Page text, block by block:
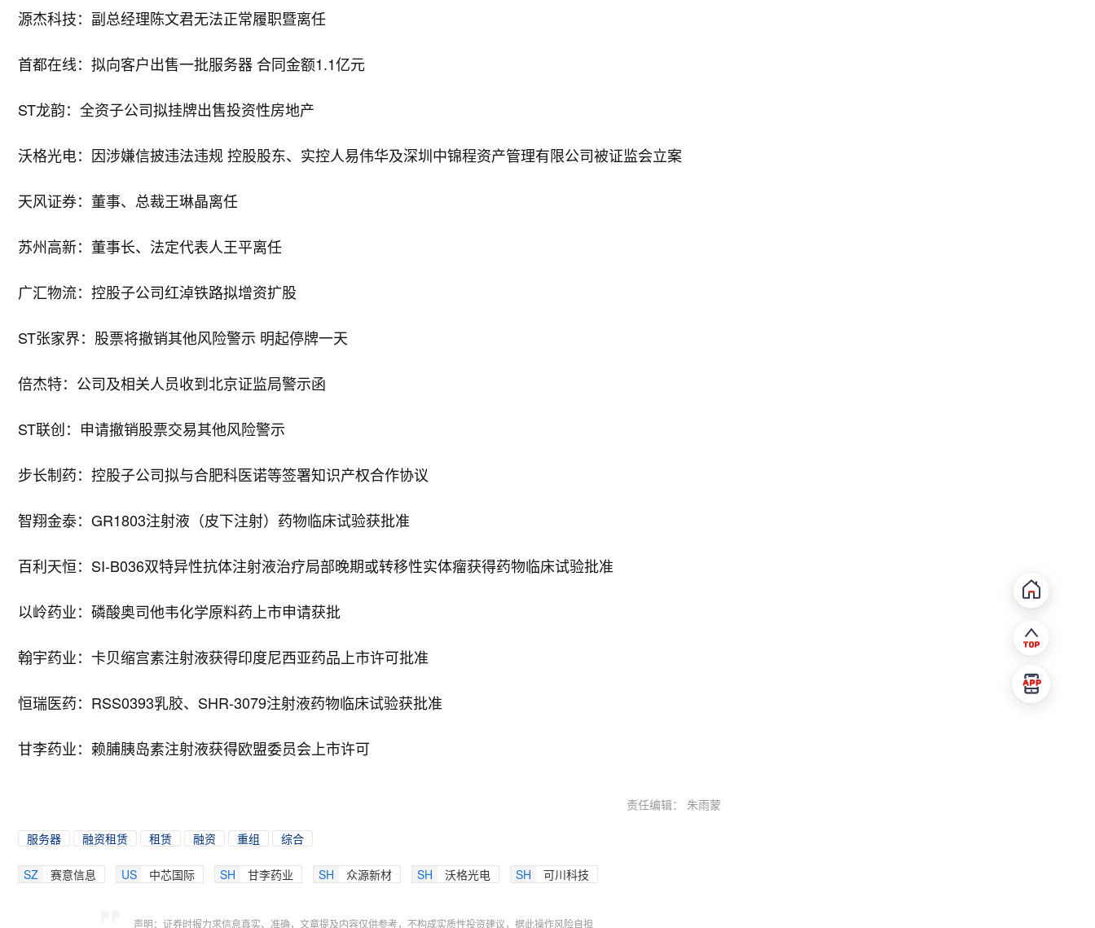
源杰科技：副总经理陈文君无法正常履职暨离任
首都在线：拟向客户出售一批服务器 合同金额1.1亿元
ST龙韵：全资子公司拟挂牌出售投资性房地产
沃格光电：因涉嫌信披违法违规 控股股东、实控人易伟华及深圳中锦程资产管理有限公司被证监会立案
天风证券：董事、总裁王琳晶离任
苏州高新：董事长、法定代表人王平离任
广汇物流：控股子公司红淖铁路拟增资扩股
ST张家界：股票将撤销其他风险警示 明起停牌一天
倍杰特：公司及相关人员收到北京证监局警示函
ST联创：申请撤销股票交易其他风险警示
步长制药：控股子公司拟与合肥科医诺等签署知识产权合作协议
智翔金泰：GR1803注射液（皮下注射）药物临床试验获批准
百利天恒：SI-B036双特异性抗体注射液治疗局部晚期或转移性实体瘤获得药物临床试验批准
以岭药业：磷酸奥司他韦化学原料药上市申请获批
翰宇药业：卡贝缩宫素注射液获得印度尼西亚药品上市许可批准
恒瑞医药：RSS0393乳胶、SHR-3079注射液药物临床试验获批准
甘李药业：赖脯胰岛素注射液获得欧盟委员会上市许可
责任编辑： 朱雨蒙
服务器 融资租赁 租赁 融资 重组 综合
SZ 赛意信息 US 中芯国际 SH 甘李药业 SH 众源新材 SH 沃格光电 SH 可川科技
声明：证券时报力求信息真实、准确，文章提及内容仅供参考，不构成实质性投资建议，据此操作风险自担